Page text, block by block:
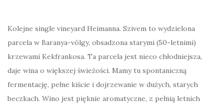
Kolejne single vineyard Heimanna. Szivem to wydzielona
parcela w Baranya-völgy, obsadzona starymi (50-letnimi)
krzewami Kekfrankosa. Ta parcela jest nieco chłodniejsza,
daje wina o większej świeżości. Mamy tu spontaniczną
fermentację, pełne kiście i dojrzewanie w dużych, starych
beczkach. Wino jest pięknie aromatyczne, z pełnią letnich